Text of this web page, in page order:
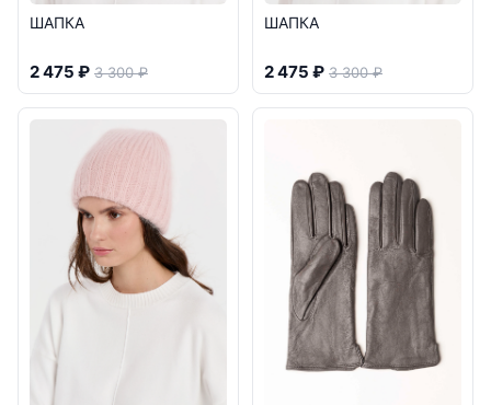
ШАПКА
2 475 ₽ 3 300 ₽
ШАПКА
2 475 ₽ 3 300 ₽